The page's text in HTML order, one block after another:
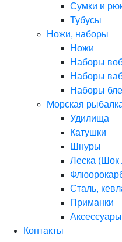
Сумки и
Тубусы
Ножи, наборы
Ножи
Наборы
Наборы
Наборы
Морская
Удилища
Катушки
Шнуры
Леска (Шок
Сталь,
Приманки
Аксессуары
Контакты